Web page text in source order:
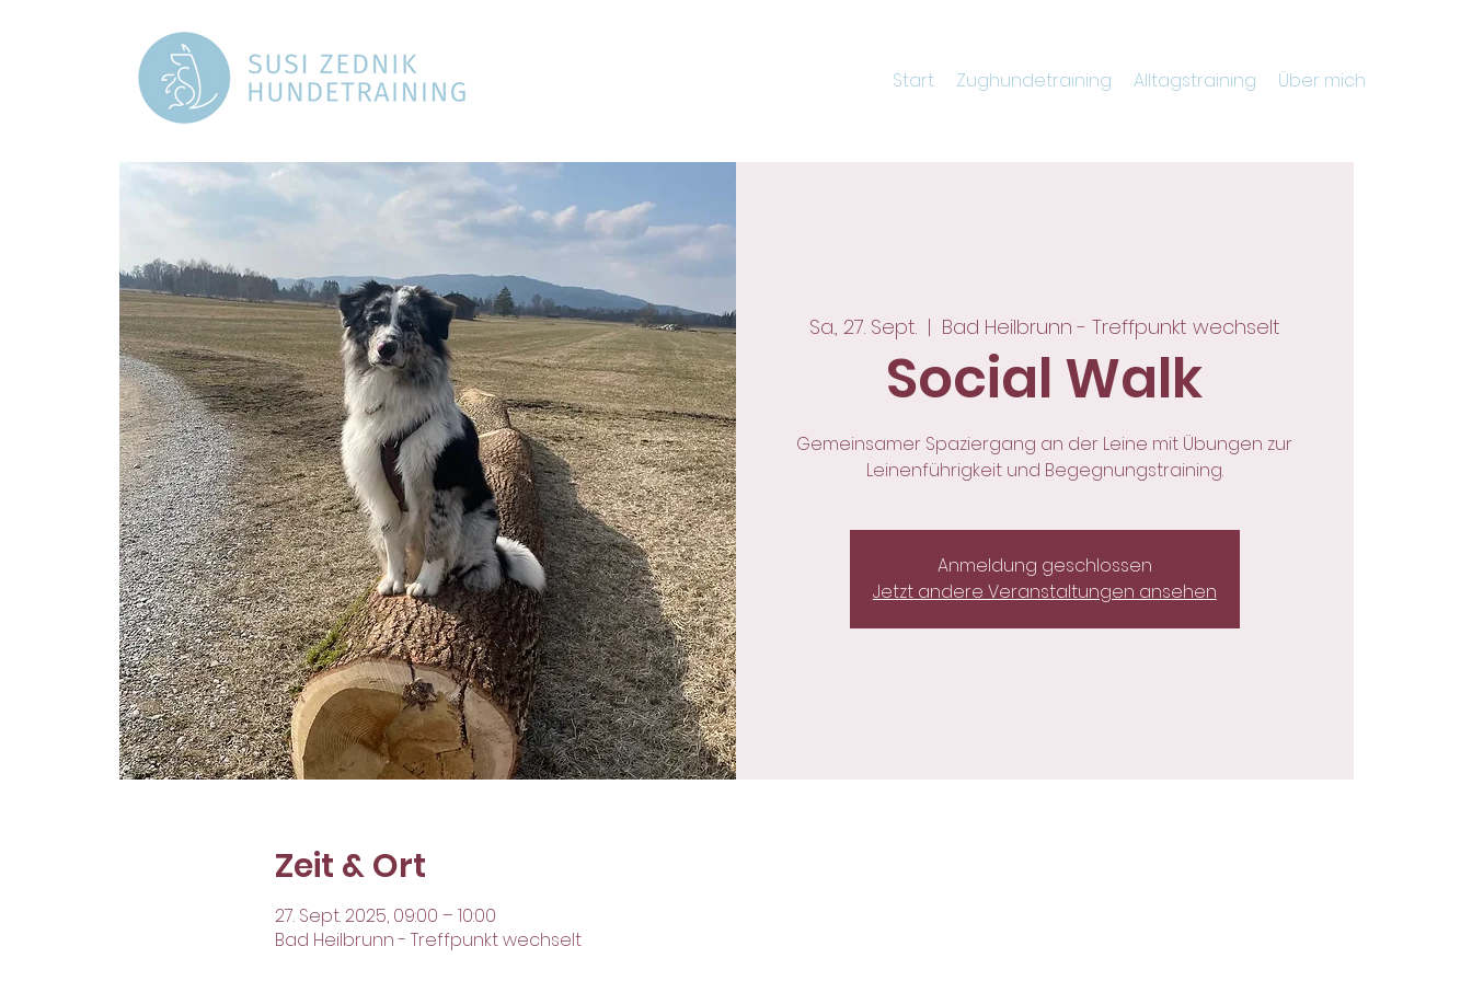
Start Zughundetraining Alltagstraining Über mich
Sa., 27. Sept.
  |
Bad Heilbrunn - Treffpunkt wechselt
Social Walk
Gemeinsamer Spaziergang an der Leine mit Übungen zur
Leinenführigkeit und Begegnungstraining.
Anmeldung geschlossen
Jetzt andere Veranstaltungen ansehen
Zeit & Ort
27. Sept. 2025, 09:00 – 10:00
Bad Heilbrunn - Treffpunkt wechselt